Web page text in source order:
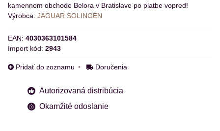
kamennom obchode Belora v Bratislave po platbe vopred!
Výrobca: JAGUAR SOLINGEN
EAN: 4030363101584
Import kód: 2943
Pridať do zoznamu Doručenia
Autorizovaná distribúcia
Okamžité odoslanie